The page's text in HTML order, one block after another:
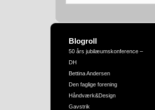
Blogroll
50 års jubilæumskonference –
DH
Bettina Andersen
Den faglige forening
Håndværk&Design
Gavstrik